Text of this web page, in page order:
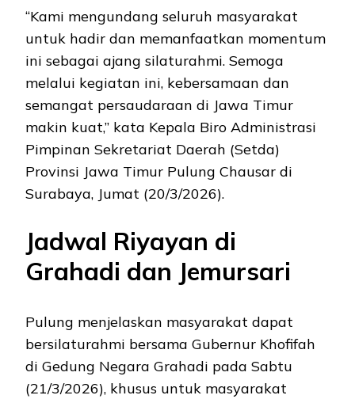
“Kami mengundang seluruh masyarakat
untuk hadir dan memanfaatkan momentum
ini sebagai ajang silaturahmi. Semoga
melalui kegiatan ini, kebersamaan dan
semangat persaudaraan di Jawa Timur
makin kuat,” kata Kepala Biro Administrasi
Pimpinan Sekretariat Daerah (Setda)
Provinsi Jawa Timur Pulung Chausar di
Surabaya, Jumat (20/3/2026).
Jadwal Riyayan di
Grahadi dan Jemursari
Pulung menjelaskan masyarakat dapat
bersilaturahmi bersama Gubernur Khofifah
di Gedung Negara Grahadi pada Sabtu
(21/3/2026), khusus untuk masyarakat